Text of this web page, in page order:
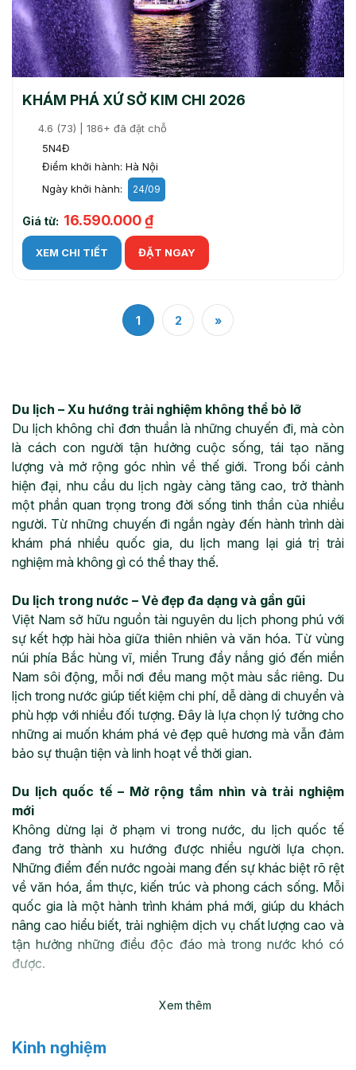
KHÁM PHÁ XỨ SỞ KIM CHI 2026
4.6 (73) | 186+ đã đặt chỗ
5N4Đ
Điểm khởi hành: Hà Nội
Ngày khởi hành:
24/09
Giá từ: 16.590.000 ₫
XEM CHI TIẾT ĐẶT NGAY
1 2 »
Du lịch – Xu hướng trải nghiệm không thể bỏ lỡ
Du lịch không chỉ đơn thuần là những chuyến đi, mà còn
là cách con người tận hưởng cuộc sống, tái tạo năng
lượng và mở rộng góc nhìn về thế giới. Trong bối cảnh
hiện đại, nhu cầu du lịch ngày càng tăng cao, trở thành
một phần quan trọng trong đời sống tinh thần của nhiều
người. Từ những chuyến đi ngắn ngày đến hành trình dài
khám phá nhiều quốc gia, du lịch mang lại giá trị trải
nghiệm mà không gì có thể thay thế.
Du lịch trong nước – Vẻ đẹp đa dạng và gần gũi
Việt Nam sở hữu nguồn tài nguyên du lịch phong phú với
sự kết hợp hài hòa giữa thiên nhiên và văn hóa. Từ vùng
núi phía Bắc hùng vĩ, miền Trung đầy nắng gió đến miền
Nam sôi động, mỗi nơi đều mang một màu sắc riêng. Du
lịch trong nước giúp tiết kiệm chi phí, dễ dàng di chuyển và
phù hợp với nhiều đối tượng. Đây là lựa chọn lý tưởng cho
những ai muốn khám phá vẻ đẹp quê hương mà vẫn đảm
bảo sự thuận tiện và linh hoạt về thời gian.
Du lịch quốc tế – Mở rộng tầm nhìn và trải nghiệm
mới
Không dừng lại ở phạm vi trong nước, du lịch quốc tế
đang trở thành xu hướng được nhiều người lựa chọn.
Những điểm đến nước ngoài mang đến sự khác biệt rõ rệt
về văn hóa, ẩm thực, kiến trúc và phong cách sống. Mỗi
quốc gia là một hành trình khám phá mới, giúp du khách
nâng cao hiểu biết, trải nghiệm dịch vụ chất lượng cao và
tận hưởng những điều độc đáo mà trong nước khó có
được.
Lợi ích của du lịch – Không chỉ là nghỉ dưỡng
cải thiện sức khỏe tinh thần và thể chất. Bên cạnh đó,
việc tiếp xúc với môi trường mới còn kích thích sự sáng
Xem thêm
Kinh nghiệm